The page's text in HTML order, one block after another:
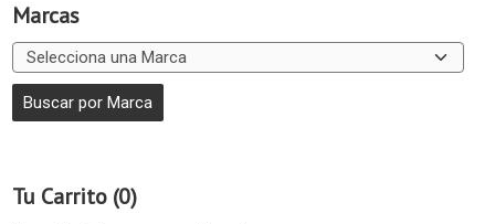
Marcas
Tu Carrito (0)